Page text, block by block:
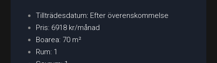
Tillträdesdatum: Efter överenskommelse
Pris: 6918 kr/månad
Boarea: 70 m²
Rum: 1